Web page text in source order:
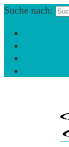
Suche nach: